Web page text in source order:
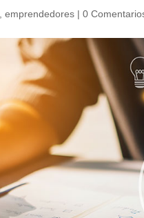
,emprendedores |0